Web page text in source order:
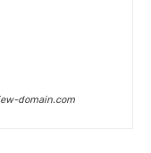
domain.com